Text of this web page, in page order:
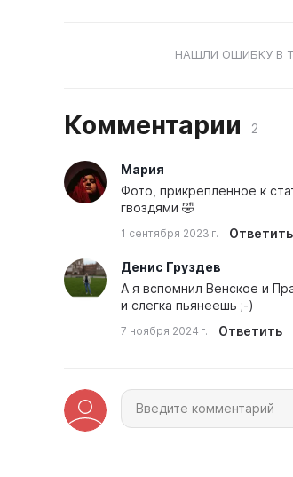
НАШЛИ ОШИБКУ В
Комментарии 2
Мария
Фото, прикрепленное к
гвоздями 🤣
1 сентября 2023 г. Ответить
Денис Груздев
А я вспомнил Венское и
и слегка пьянеешь ;-)
7 ноября 2024 г. Ответить